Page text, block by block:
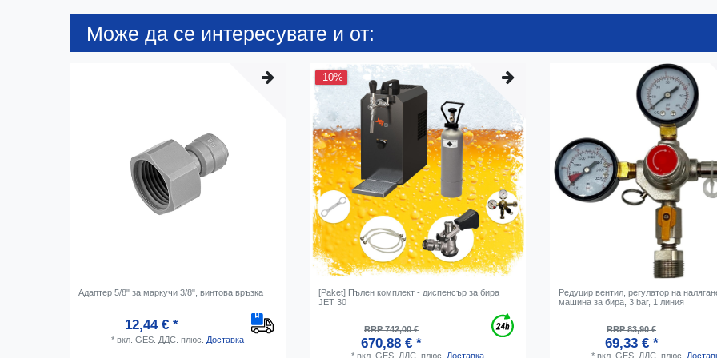
Може да се интересувате и от:
Адаптер 5/8" за маркучи 3/8", винтова връзка
12,44 € *
* вкл. GES. ДДС. плюс. Доставка
-10%
[Paket] Пълен комплект - диспенсър за бира
JET 30
RRP 742,00 €
670,88 € *
* вкл. GES. ДДС. плюс. Доставка
Редуцир вентил, регулатор на
машина за бира, 3 bar, 1 линия
RRP 83,90 €
69,33 € *
* вкл. GES. ДДС. плюс.